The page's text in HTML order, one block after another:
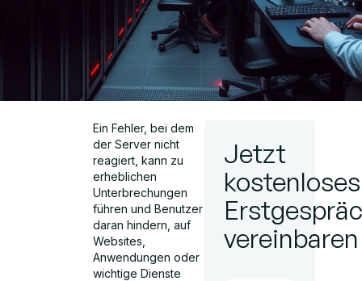
Ein Fehler, bei dem
der Server nicht
reagiert, kann zu
erheblichen
Unterbrechungen
führen und Benutzer
daran hindern, auf
Websites,
Anwendungen oder
wichtige Dienste
Jetzt
kostenloses
vereinbaren